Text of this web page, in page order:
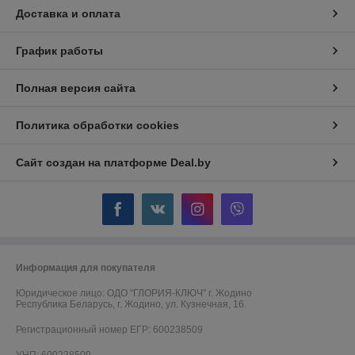
Радужное цинкование
Цинкование на подвесах и в барабанах, собственная линия
обработки металла, выполнение срочных заказов, доставка
Доставка и оплата
График работы
Полная версия сайта
Политика обработки cookies
Сайт создан на платформе Deal.by
Информация для покупателя
Юридическое лицо: ОДО "ГЛОРИЯ-КЛЮЧ" г. Жодино
Республика Беларусь, г. Жодино, ул. Кузнечная, 16.
Регистрационный номер ЕГР: 600238509